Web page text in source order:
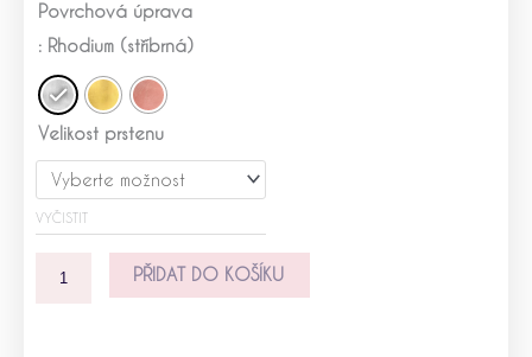
Povrchová úprava
: Rhodium (stříbrná)
Velikost prstenu
VYČISTIT
prsten
se
Emma
množství
PŘIDAT DO KOŠÍKU